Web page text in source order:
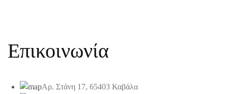
Επικοινωνία
Αρ. Στάνη 17, 65403 Καβάλα